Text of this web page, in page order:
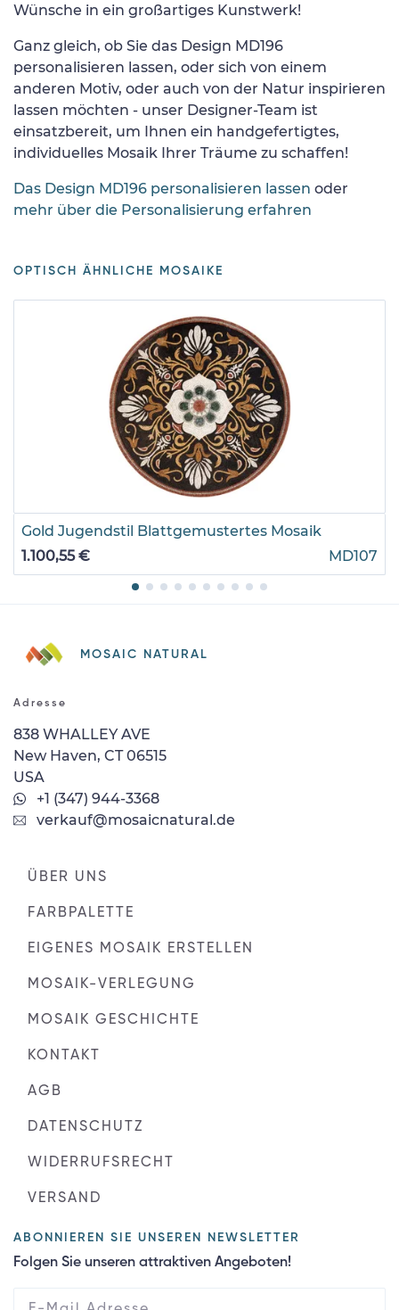
Wünsche in ein großartiges Kunstwerk!
Ganz gleich, ob Sie das Design MD196
personalisieren lassen, oder sich von einem
anderen Motiv, oder auch von der Natur inspirieren
lassen möchten - unser Designer-Team ist
einsatzbereit, um Ihnen ein handgefertigtes,
individuelles Mosaik Ihrer Träume zu schaffen!
Das Design MD196 personalisieren lassen oder
mehr über die Personalisierung erfahren
OPTISCH ÄHNLICHE MOSAIKE
Gold Jugendstil Blattgemustertes Mosaik
1.100,55 €
MD107
MOSAIC NATURAL
Adresse
838 WHALLEY AVE
New Haven, CT 06515
USA
+1 (347) 944-3368
verkauf@mosaicnatural.de
ÜBER UNS
FARBPALETTE
EIGENES MOSAIK ERSTELLEN
MOSAIK-VERLEGUNG
MOSAIK GESCHICHTE
KONTAKT
AGB
DATENSCHUTZ
WIDERRUFSRECHT
VERSAND
ABONNIEREN SIE UNSEREN NEWSLETTER
Folgen Sie unseren attraktiven Angeboten!